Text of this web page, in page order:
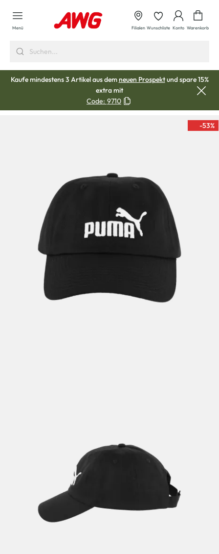
springen
Menü Filialen Wunschliste Konto Warenkorb
Kaufe mindestens 3 Artikel aus demneuen Prospektund spare 15%
extra mit
Code: 9710
-53%